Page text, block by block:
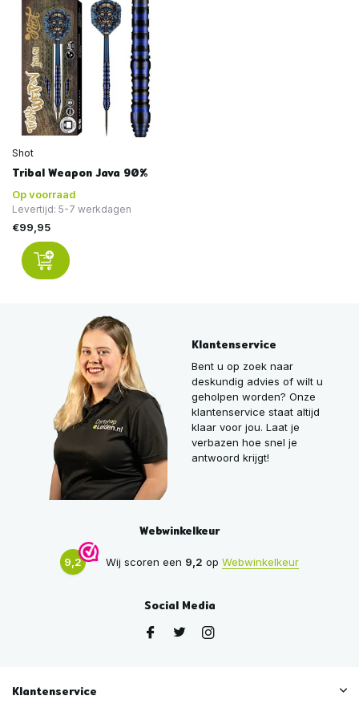
Shot
Tribal Weapon Java 90%
Op voorraad
Levertijd: 5-7 werkdagen
€99,95
Klantenservice
Bent u op zoek naar
deskundig advies of wilt u
geholpen worden? Onze
klantenservice staat altijd
klaar voor jou. Laat je
verbazen hoe snel je
antwoord krijgt!
Webwinkelkeur
9,2 Wij scoren een 9,2 op Webwinkelkeur
Social Media
Klantenservice